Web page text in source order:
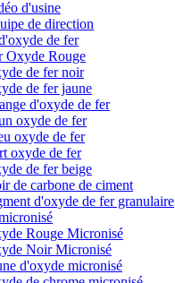
d'usine
de direction
de fer
Oxyde Rouge
de fer noir
de fer jaune
d'oxyde de fer
oxyde de fer
oxyde de fer
oxyde de fer
de fer beige
de carbone de ciment
d'oxyde de fer granulaire
Rouge Micronisé
Noir Micronisé
d'oxyde micronisé